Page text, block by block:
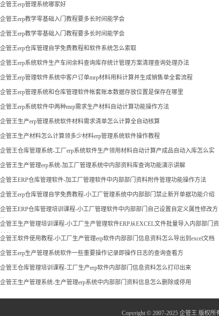
企管王erp管理系统哪家好
企管王erp教学零基础入门教程要多长时间能学会
企管王erp教学零基础入门教程要多长时间能学会
企管王erp仓库管理自学免费教程和软件系统怎么索取
企管王erp系统软件生产车间余料查询库存统计管理方案清理查询处理办法
企管王erp管理软件系统中客户订单mrp材料用料计算并生成销售单全套流程
企管王erp管理系统和仓库管理软件帐套账本数据存放位置是保存在哪里
企管王erp系统软件中两种mrp需求生产材料自动计算功能操作方法
企管王生产erp管理系统软件材料需求清单怎么计算全自动核算
企管王生产材料怎么计算领多少材料erp管理系统软件操作教程
企管王仓库管理系统-工厂erp系统软件生产领用材料自动计算产成品自动入库怎么实
现
企管王生产管理erp系统-加工厂管理系统中内部资料库查询功能演示讲解
企管王ERP仓库管理软件-加工厂管理软件中内部部门资料附件管理功能操作方法
企管王erp仓库管理自学免费教程-小工厂管理系统中内部部门禁止新开单据功能介绍
企管王ERP仓库管理培训课程-小工厂管理软件中内部部门自己设置自定义属性修改方
法
企管王生产管理培训课程-小工厂生产管理软件ERP从EXCEL文件批量导入内部部门资
料信息
企管王软件使用教程-小工厂生产管理erp软件内部部门信息资料怎么导出到excel文档
企管王erp生产管理系统软件一些重要操作记录即操作日志的查询查看方
企管王仓库管理培训课程-工厂生产erp软件内部部门信息资料怎么打印出来
企管王生产管理系统-生产管理erp系统中内部部门资料信息怎么删除或停用
Copyright © 2007-2025 企管王 版权所